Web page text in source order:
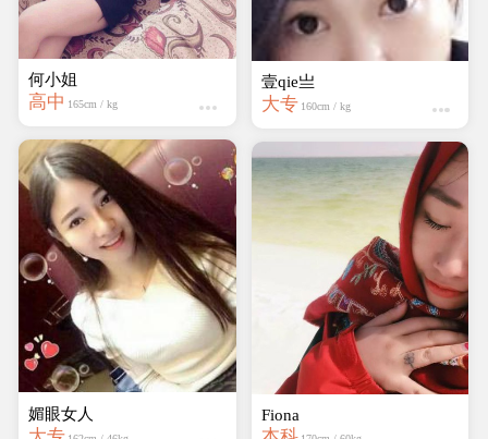
何小姐
高中 165cm / kg
媚眼女人
壹qie亗
大专 160cm / kg
Fiona